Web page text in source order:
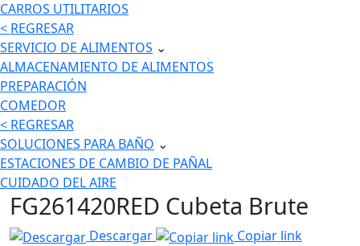
CARROS UTILITARIOS
< REGRESAR
SERVICIO DE ALIMENTOS ⌄
ALMACENAMIENTO DE ALIMENTOS
PREPARACIÓN
COMEDOR
< REGRESAR
SOLUCIONES PARA BAÑO ⌄
ESTACIONES DE CAMBIO DE PAÑAL
CUIDADO DEL AIRE
FG261420RED Cubeta Brute
Descargar
Copiar link